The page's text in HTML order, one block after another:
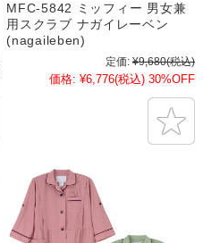
MFC-5842 ミッフィー 男女兼
用スクラブ ナガイレーベン
(nagaileben)
定価: ¥9,680(税込)
価格: ¥6,776(税込) 30%OFF